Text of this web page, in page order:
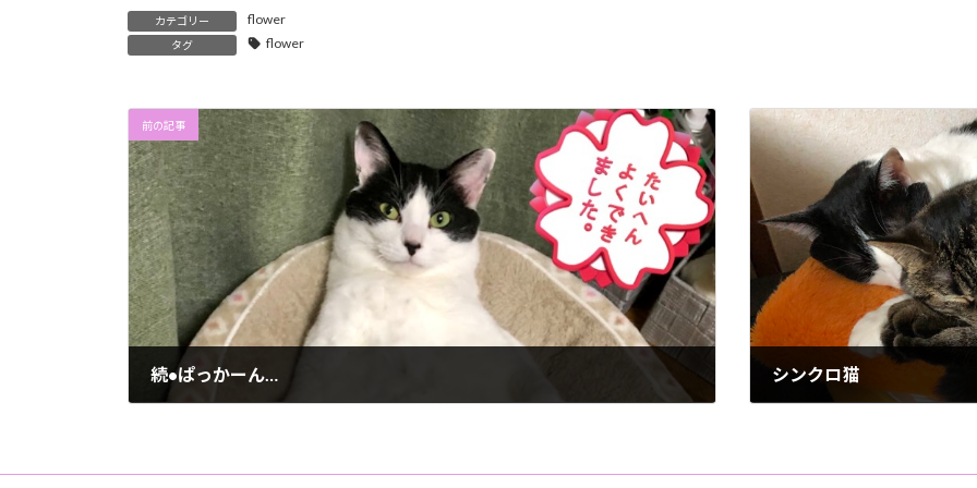
カテゴリー flower
タグ flower
前の記事
続•ぱっかーん… シンクロ猫